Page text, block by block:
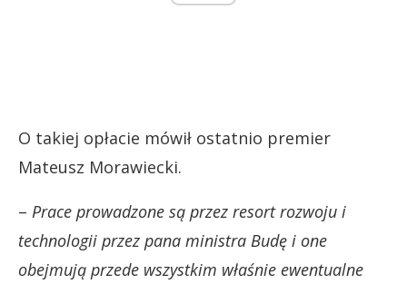
O takiej opłacie mówił ostatnio premier
Mateusz Morawiecki.
– Prace prowadzone są przez resort rozwoju i
technologii przez pana ministra Budę i one
obejmują przede wszystkim właśnie ewentualne